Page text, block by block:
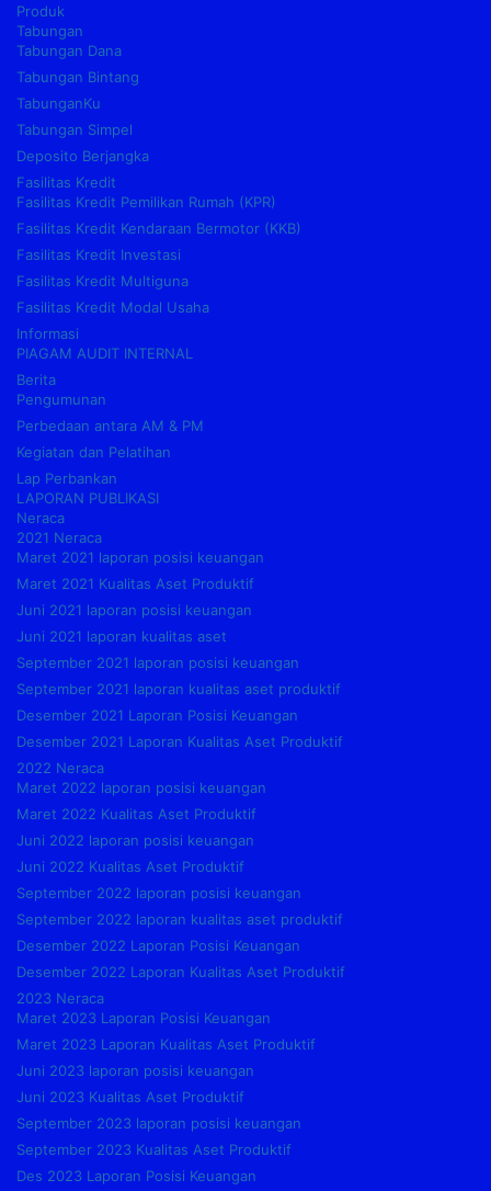
Produk
Tabungan
Tabungan Dana
Tabungan Bintang
TabunganKu
Tabungan Simpel
Deposito Berjangka
Fasilitas Kredit
Fasilitas Kredit Pemilikan Rumah (KPR)
Fasilitas Kredit Kendaraan Bermotor (KKB)
Fasilitas Kredit Investasi
Fasilitas Kredit Multiguna
Fasilitas Kredit Modal Usaha
Informasi
PIAGAM AUDIT INTERNAL
Berita
Pengumunan
Perbedaan antara AM & PM
Kegiatan dan Pelatihan
Lap Perbankan
LAPORAN PUBLIKASI
Neraca
2021 Neraca
Maret 2021 laporan posisi keuangan
Maret 2021 Kualitas Aset Produktif
Juni 2021 laporan posisi keuangan
Juni 2021 laporan kualitas aset
September 2021 laporan posisi keuangan
September 2021 laporan kualitas aset produktif
Desember 2021 Laporan Posisi Keuangan
Desember 2021 Laporan Kualitas Aset Produktif
2022 Neraca
Maret 2022 laporan posisi keuangan
Maret 2022 Kualitas Aset Produktif
Juni 2022 laporan posisi keuangan
Juni 2022 Kualitas Aset Produktif
September 2022 laporan posisi keuangan
September 2022 laporan kualitas aset produktif
Desember 2022 Laporan Posisi Keuangan
Desember 2022 Laporan Kualitas Aset Produktif
2023 Neraca
Maret 2023 Laporan Posisi Keuangan
Maret 2023 Laporan Kualitas Aset Produktif
Juni 2023 laporan posisi keuangan
Juni 2023 Kualitas Aset Produktif
September 2023 laporan posisi keuangan
September 2023 Kualitas Aset Produktif
Des 2023 Laporan Posisi Keuangan